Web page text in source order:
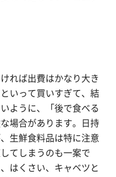
れば出費はかなり大き
いって買いすぎて、結
ように、「後で食べる
場合があります。日持
生鮮食料品は特に注意
てしまうのも一案で
はくさい、キャベツと